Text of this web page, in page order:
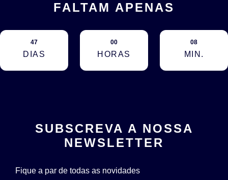
FALTAM APENAS
47
DIAS
00
HORAS
08
MIN.
SUBSCREVA A NOSSA
NEWSLETTER
Fique a par de todas as novidades